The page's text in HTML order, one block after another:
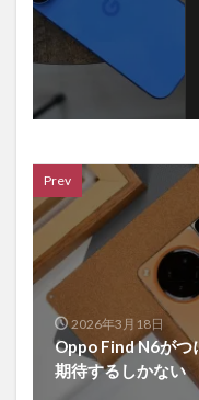
Prev
2026年3月18日
Oppo Find N6がつ
期待するしかない